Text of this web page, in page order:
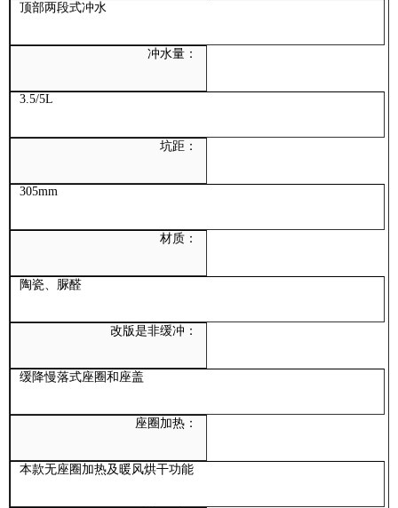
顶部两段式冲水
冲水量：
3.5/5L
坑距：
305mm
材质：
陶瓷、脲醛
改版是非缓冲：
缓降慢落式座圈和座盖
座圈加热：
本款无座圈加热及暖风烘干功能